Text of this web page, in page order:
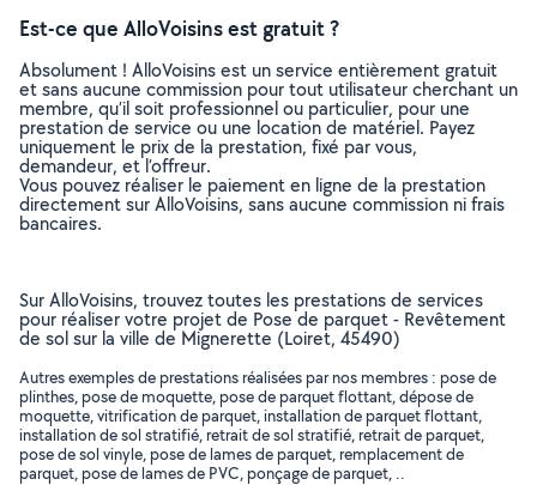
Est-ce que AlloVoisins est gratuit ?
Absolument ! AlloVoisins est un service entièrement gratuit
et sans aucune commission pour tout utilisateur cherchant un
membre, qu’il soit professionnel ou particulier, pour une
prestation de service ou une location de matériel. Payez
uniquement le prix de la prestation, fixé par vous,
demandeur, et l’offreur.
Vous pouvez réaliser le paiement en ligne de la prestation
directement sur AlloVoisins, sans aucune commission ni frais
bancaires.
Sur AlloVoisins, trouvez toutes les prestations de services
pour réaliser votre projet de Pose de parquet - Revêtement
de sol sur la ville de Mignerette (Loiret, 45490)
Autres exemples de prestations réalisées par nos membres : pose de
plinthes, pose de moquette, pose de parquet flottant, dépose de
moquette, vitrification de parquet, installation de parquet flottant,
installation de sol stratifié, retrait de sol stratifié, retrait de parquet,
pose de sol vinyle, pose de lames de parquet, remplacement de
parquet, pose de lames de PVC, ponçage de parquet, ..